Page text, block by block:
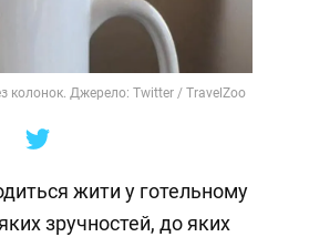
колонок. Джерело: Twitter / TravelZoo
жити у готельному
зручностей, до яких